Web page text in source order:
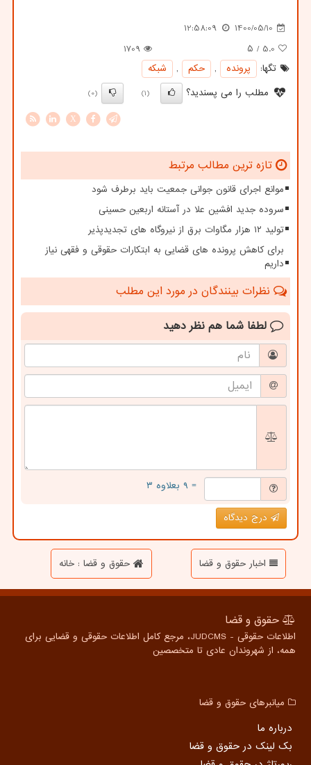
1400/05/10
12:58:09
5.0 / ۵
1709
تگها:
پرونده , حكم ,
شبكه
مطلب را می پسندید؟
(1)
(0)
X
تازه ترین مطالب مرتبط
موانع اجرای قانون جوانی جمعیت باید برطرف شود
سروده جدید افشین علا در آستانه اربعین حسینی
تولید ۱۲ هزار مگاوات برق از نیروگاه های تجدیدپذیر
برای کاهش پرونده های قضایی به ابتکارات حقوقی و فقهی نیاز
داریم
نظرات بینندگان در مورد این مطلب
لطفا شما هم نظر دهید
= ۹ بعلاوه ۳
درج دیدگاه
اخبار حقوق و قضا حقوق و قضا : خانه
حقوق و قضا
اطلاعات حقوقی - JUDCMS، مرجع کامل اطلاعات حقوقی و قضایی برای
همه، از شهروندان عادی تا متخصصین
میانبرهای حقوق و قضا
درباره ما
بک لینک در حقوق و قضا